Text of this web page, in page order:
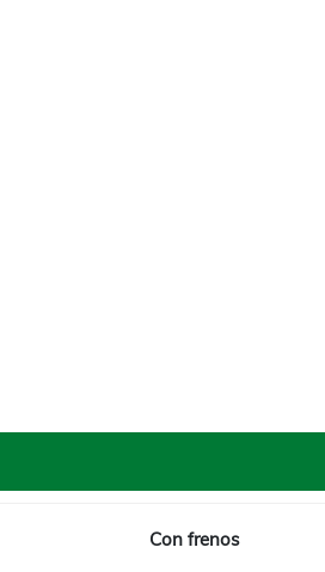
Con frenos